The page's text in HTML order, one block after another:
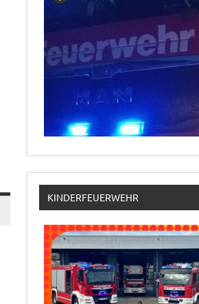
KINDERFEUERWEHR